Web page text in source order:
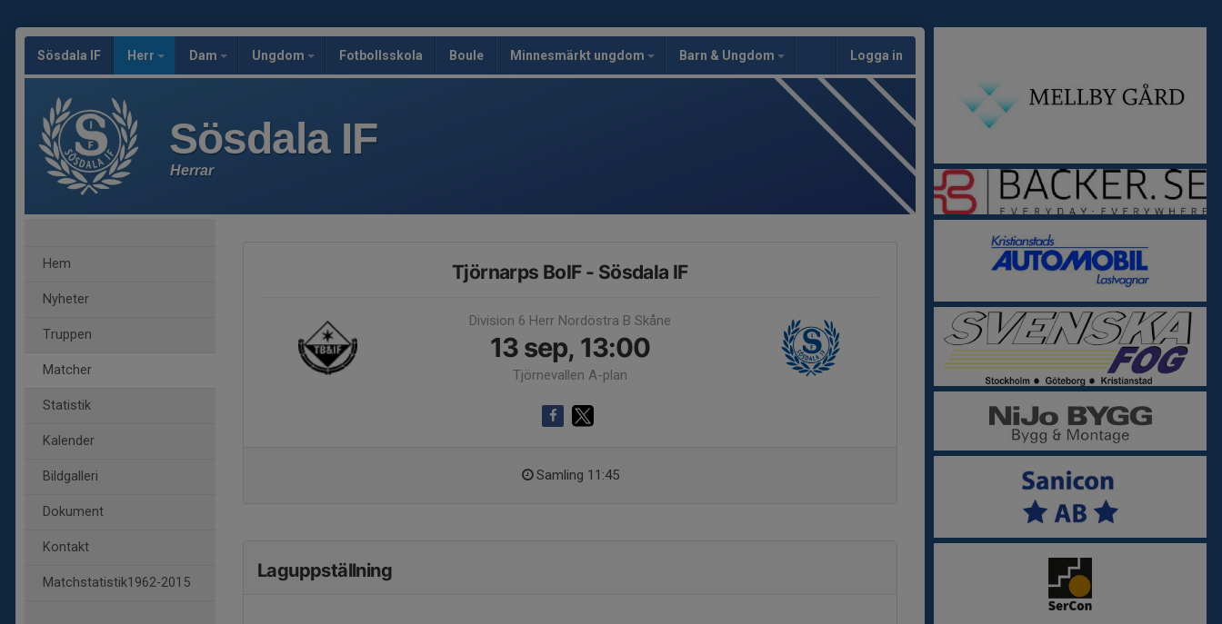
Sösdala IF Herr Dam Ungdom Fotbollsskola Boule Minnesmärkt ungdom Barn & Ungdom Logga in
Sösdala IF
Herrar
Hem
Nyheter
Truppen
Matcher
Statistik
Kalender
Bildgalleri
Dokument
Kontakt
Matchstatistik1962-2015
Tjörnarps BoIF - Sösdala IF
Division 6 Herr Nordöstra B Skåne
13 sep, 13:00
Tjörnevallen A-plan
Samling 11:45
Laguppställning